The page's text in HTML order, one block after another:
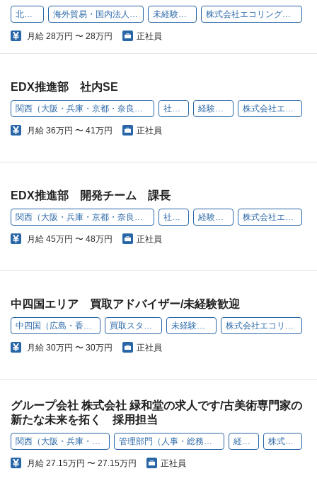
北海道 海外貿易・国内法人販売 未経験歓迎 株式会社エコリングNEXT
月給 28万円 〜 28万円 正社員
EDX推進部 社内SE
関西（大阪・兵庫・京都・奈良・和歌山・滋賀） 社内SE 経験者採用 株式会社エコリング
月給 36万円 〜 41万円 正社員
EDX推進部 開発チーム 課長
関西（大阪・兵庫・京都・奈良・和歌山・滋賀） 社内SE 経験者採用 株式会社エコリング
月給 45万円 〜 48万円 正社員
中四国エリア 買取アドバイザー/未経験歓迎
中四国（広島・香川） 買取スタッフ 未経験歓迎 株式会社エコリング
月給 30万円 〜 30万円 正社員
グループ会社 株式会社 緑和堂の求人です/古美術専門家の
新たな未来を拓く 採用担当
関西（大阪・兵庫・京都・奈良・和歌山・滋賀） 管理部門（人事・総務・経理・コンプライアンスなど） 経験者採用 株式会社 緑和堂
月給 27.15万円 〜 27.15万円 正社員